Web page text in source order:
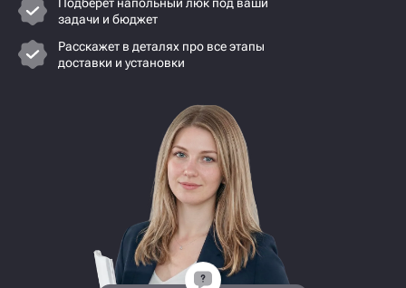
задачи и бюджет
Расскажет в деталях про все этапы
доставки и установки